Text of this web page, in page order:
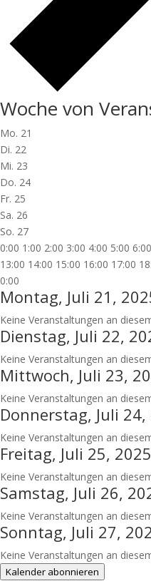
Woche von
Mo. 21
Di. 22
Mi. 23
Do. 24
Fr. 25
Sa. 26
So. 27
0:00 1:00 2:00 3:00 4:00 5:00 6:00
13:00 14:00 15:00 16:00 17:00
0:00
Montag, Juli 21,
Keine Veranstaltungen an
Dienstag, Juli 22,
Keine Veranstaltungen an
Mittwoch, Juli 23,
Keine Veranstaltungen an
Donnerstag, Juli 24,
Keine Veranstaltungen an
Freitag, Juli 25, 2025
Keine Veranstaltungen an
Samstag, Juli 26,
Keine Veranstaltungen an
Sonntag, Juli 27,
Keine Veranstaltungen an
Kalender abonnieren